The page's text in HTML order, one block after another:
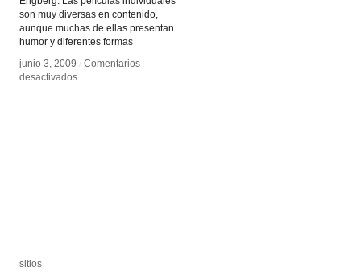
son muy diversas en contenido,
aunque muchas de ellas presentan
humor y diferentes formas
junio 3, 2009 / Comentarios
desactivadosen
junio 3, 2009 / Comentarios
desactivadosen
sitios
sitios